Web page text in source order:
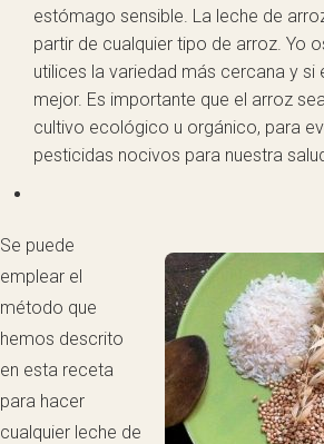
estómago sensible. La leche de
partir de cualquier tipo de arroz. Yo
utilices la variedad más cercana y
mejor. Es importante que el arroz
cultivo ecológico u orgánico, para
pesticidas nocivos para nuestra
Se puede
emplear el
método que
hemos descrito
en esta receta
para hacer
cualquier leche de